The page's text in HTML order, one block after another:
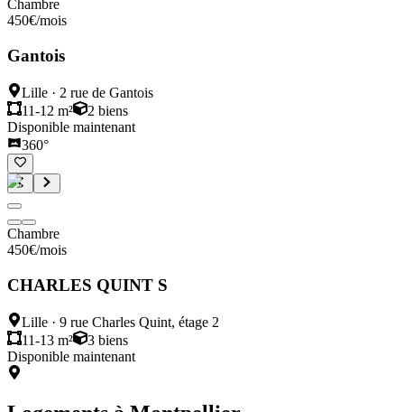
Chambre
450€/mois
Gantois
Lille · 2 rue de Gantois
11-12 m²
2 biens
Disponible maintenant
360°
Chambre
450€/mois
CHARLES QUINT S
Lille · 9 rue Charles Quint, étage 2
11-13 m²
3 biens
Disponible maintenant